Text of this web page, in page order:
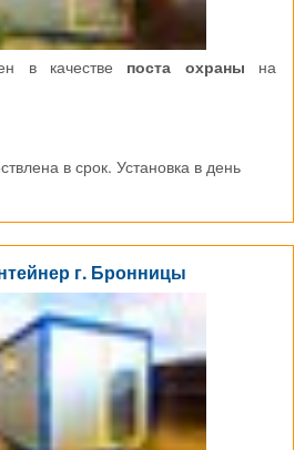
в качестве поста охраны на
в срок. Установка в день
г. Бронницы